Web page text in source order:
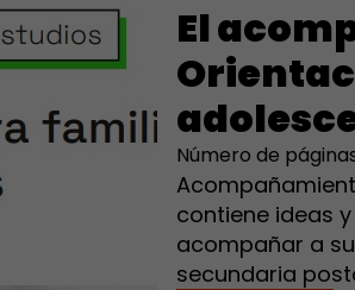
El
Número de
contiene ideas
acompañar a
secundaria